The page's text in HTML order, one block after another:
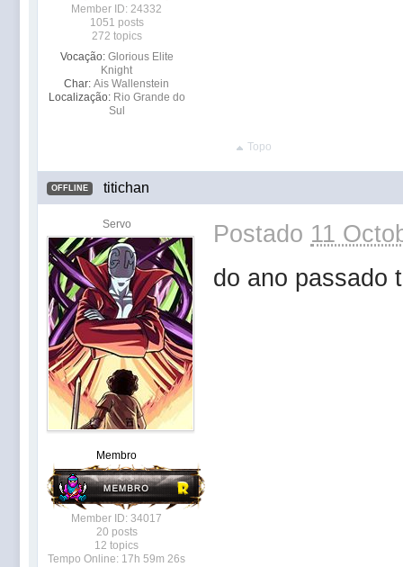
Member ID: 24332
1051 posts
272 topics
Vocação: Glorious Elite
Knight
Char: Ais Wallenstein
Localização: Rio Grande do
Sul
Topo
OFFLINE titichan
Servo
Membro
Member ID: 34017
20 posts
12 topics
Tempo Online: 17h 59m 26s
Postado 11
do ano passado